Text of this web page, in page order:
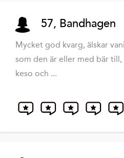
57, Bandhagen
Mycket god kvarg, älskar
som den är eller med bär
keso och ...